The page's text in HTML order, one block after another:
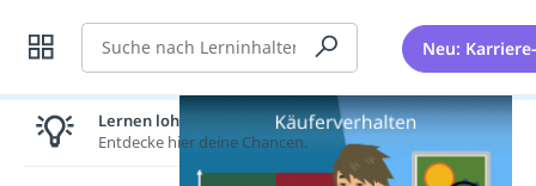
Suche Neu:
Lernen lohnt sich!
Entdecke hier deine Chancen.